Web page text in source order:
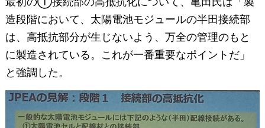
造段階において、太陽電池モジュールの半田接続部
は、高抵抗部分が生じないよう、万全の管理のもと
に製造されている。これが一番重要なポイントだ」
と強調した。